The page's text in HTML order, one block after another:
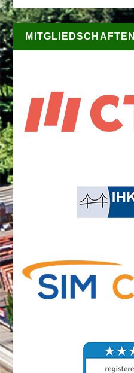
MITGLIEDSCHAFTEN